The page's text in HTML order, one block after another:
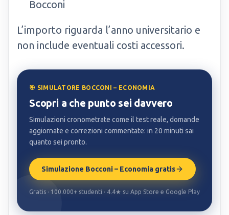
Bocconi
L’importo riguarda l’anno universitario e
non include eventuali costi accessori.
🎯 SIMULATORE BOCCONI – ECONOMIA
Scopri a che punto sei davvero
Simulazioni cronometrate come il test reale, domande
aggiornate e correzioni commentate: in 20 minuti sai
quanto sei pronto.
Simulazione Bocconi – Economia gratis
Gratis · 100.000+ studenti · 4.4★ su App Store e Google Play